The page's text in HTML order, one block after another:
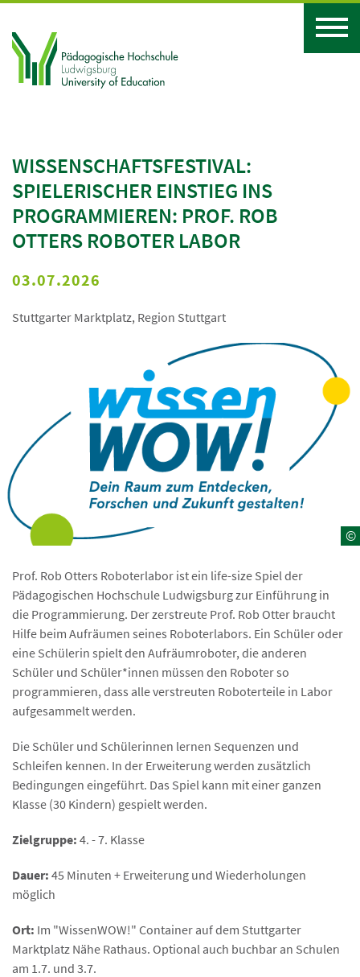
WISSENSCHAFTSFESTIVAL:
SPIELERISCHER EINSTIEG INS
PROGRAMMIEREN: PROF. ROB
OTTERS ROBOTER LABOR
03.07.2026
Stuttgarter Marktplatz, Region Stuttgart
©
Prof. Rob Otters Roboterlabor ist ein life-size Spiel der
Pädagogischen Hochschule Ludwigsburg zur Einführung in
die Programmierung. Der zerstreute Prof. Rob Otter braucht
Hilfe beim Aufräumen seines Roboterlabors. Ein Schüler oder
eine Schülerin spielt den Aufräumroboter, die anderen
Schüler und Schüler*innen müssen den Roboter so
programmieren, dass alle verstreuten Roboterteile in Labor
aufgesammelt werden.
Die Schüler und Schülerinnen lernen Sequenzen und
Schleifen kennen. In der Erweiterung werden zusätzlich
Bedingungen eingeführt. Das Spiel kann mit einer ganzen
Klasse (30 Kindern) gespielt werden.
Zielgruppe: 4. - 7. Klasse
Dauer: 45 Minuten + Erweiterung und Wiederholungen
möglich
Ort: Im "WissenWOW!" Container auf dem Stuttgarter
Marktplatz Nähe Rathaus. Optional auch buchbar an Schulen
am 1.7. und 3.7.